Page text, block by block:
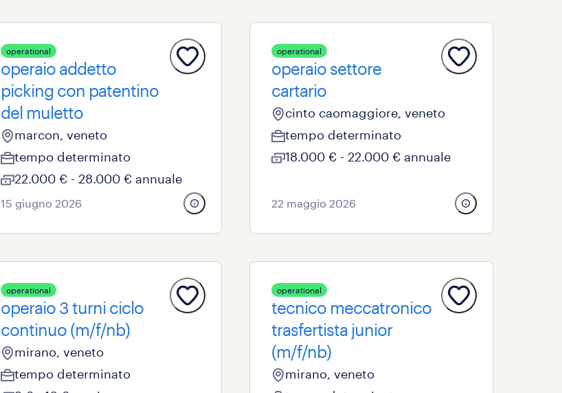
operational
operaio addetto
picking con patentino
del muletto
marcon, veneto
tempo determinato
22.000 € - 28.000 € annuale
15 giugno 2026
operational
operaio settore
cartario
cinto caomaggiore, veneto
tempo determinato
18.000 € - 22.000 € annuale
22 maggio 2026
operational
operaio 3 turni ciclo
continuo (m/f/nb)
mirano, veneto
tempo determinato
operational
tecnico meccatronico
trasfertista junior
(m/f/nb)
mirano, veneto